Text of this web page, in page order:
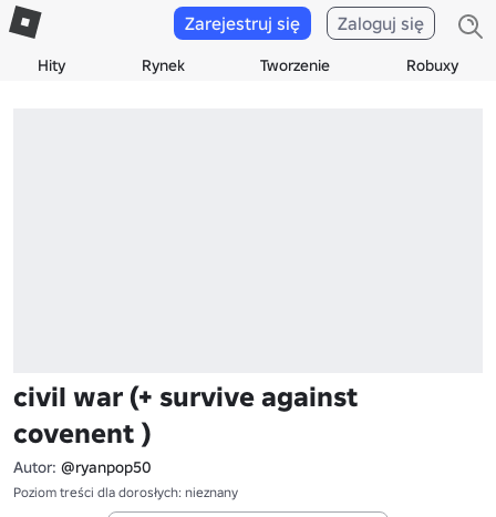
Hity Rynek Tworzenie Robuxy
Zarejestruj się Zaloguj się
civil war (+ survive against
covenent )
Autor: @ryanpop50
Poziom treści dla dorosłych: nieznany